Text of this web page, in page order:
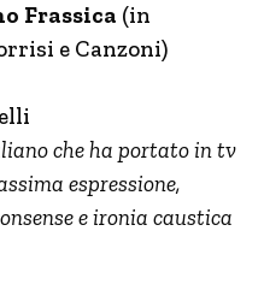
Frassica (in
e Canzoni)
che ha portato in tv
espressione,
e ironia caustica